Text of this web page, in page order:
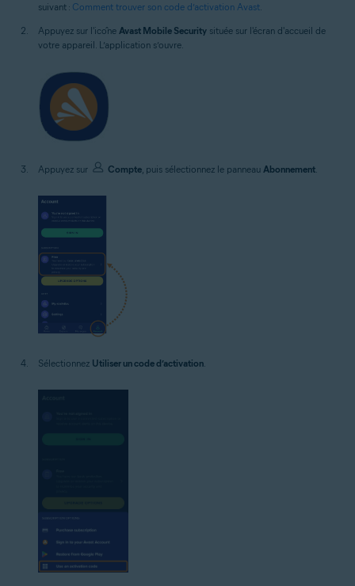
suivant : Comment trouver son code d’activation Avast.
Appuyez sur l'icône Avast Mobile Security située sur l'écran d'accueil de
votre appareil. L’application s’ouvre.
Appuyez sur Compte, puis sélectionnez le panneau Abonnement.
Sélectionnez Utiliser un code d’activation